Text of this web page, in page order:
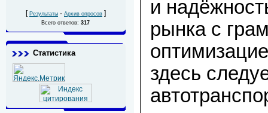
[ Результаты · Архив опросов ]
Всего ответов:317
Статистика
и
рынка с
здесь